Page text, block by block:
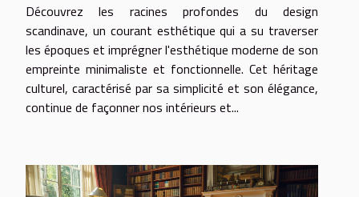
Découvrez les racines profondes du design
scandinave, un courant esthétique qui a su traverser
les époques et imprégner l'esthétique moderne de son
empreinte minimaliste et fonctionnelle. Cet héritage
culturel, caractérisé par sa simplicité et son élégance,
continue de façonner nos intérieurs et...